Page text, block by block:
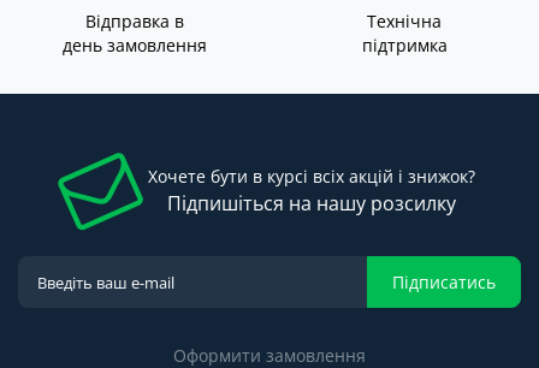
Відправка в
день замовлення
Технічна
підтримка
Хочете бути в курсі всіх акцій і знижок?
Підпишіться на нашу розсилку
Підписатись
Оформити замовлення